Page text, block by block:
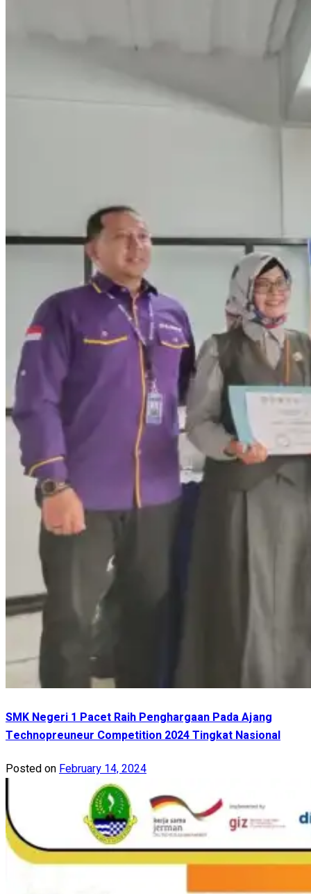
SMK Negeri 1 Pacet Raih Penghargaan Pada Ajang
Technopreuneur Competition 2024 Tingkat Nasional
Posted on February 14, 2024